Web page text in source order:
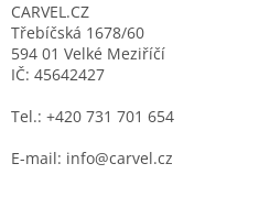
CARVEL.CZ
Třebíčská 1678/60
594 01 Velké Meziříčí
IČ: 45642427
Tel.: +420 731 701 654
E-mail: info@carvel.cz